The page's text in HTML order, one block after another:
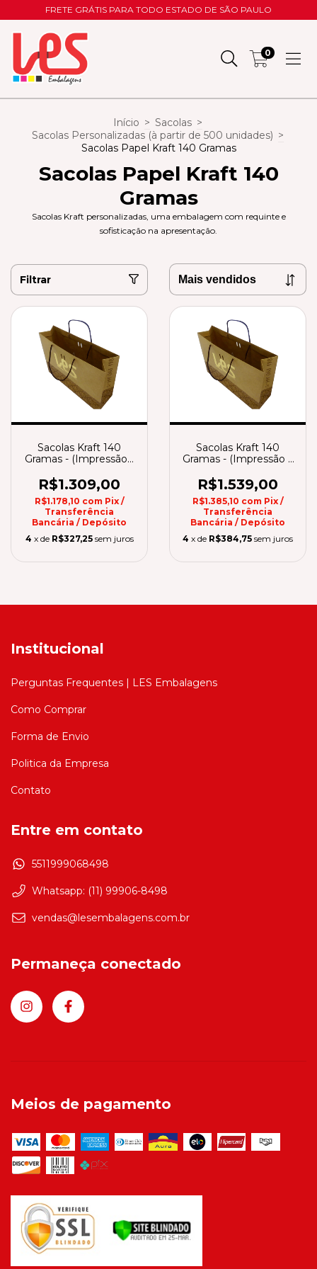
FRETE GRÁTIS PARA TODO ESTADO DE SÃO PAULO
0
Início > Sacolas >
Sacolas Personalizadas (à partir de 500 unidades) >
Sacolas Papel Kraft 140 Gramas
Sacolas Papel Kraft 140
Gramas
Sacolas Kraft personalizadas, uma embalagem com requinte e
sofisticação na apresentação.
Filtrar
Sacolas Kraft 140
Gramas - (Impressão 1
R$1.309,00
R$1.178,10 com Pix /
Transferência
Bancária / Depósito
4 x de R$327,25 sem juros
Sacolas Kraft 140
Gramas - (Impressão 2
R$1.539,00
R$1.385,10 com Pix /
Transferência
Bancária / Depósito
4 x de R$384,75 sem juros
Institucional
Perguntas Frequentes | LES Embalagens
Como Comprar
Forma de Envio
Politica da Empresa
Contato
Entre em contato
5511999068498
Whatsapp: (11) 99906-8498
vendas@lesembalagens.com.br
Permaneça conectado
Meios de pagamento